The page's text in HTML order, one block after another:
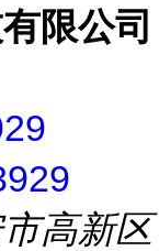
限公司
高新区